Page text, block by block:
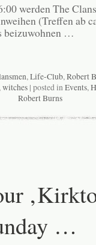
werden The
(Treffen ab
beizuwohnen …
,Life-Club,Robert
,witches | posted inEvents,
Robert Burns
…